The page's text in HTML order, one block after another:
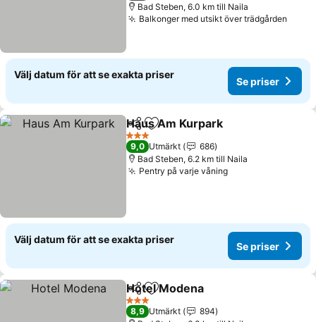
Bad Steben, 6.0 km till Naila
Balkonger med utsikt över trädgården
Välj datum för att se exakta priser
Se priser
Dela Lägg till i Mina Favoriter
Haus Am Kurpark
3 Stjärnor
9,0 Utmärkt
686
Bad Steben, 6.2 km till Naila
Pentry på varje våning
Välj datum för att se exakta priser
Se priser
Dela Lägg till i Mina Favoriter
Hotel Modena
3 Stjärnor
8,9 Utmärkt
894